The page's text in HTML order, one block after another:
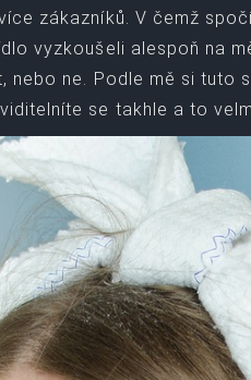
zákazníků. V čemž
vyzkoušeli alespoň na
nebo ne. Podle mě si tuto
se takhle a to